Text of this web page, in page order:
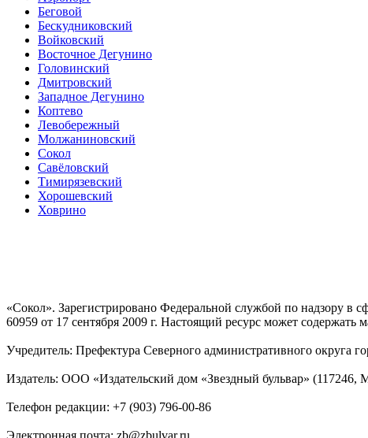
Беговой
Бескудниковский
Войковский
Восточное Дегунино
Головинский
Дмитровский
Западное Дегунино
Коптево
Левобережный
Молжаниновский
Сокол
Савёловский
Тимирязевский
Хорошевский
Ховрино
«Сокол». Зарегистрировано Федеральной службой по надзору
60959 от 17 сентября 2009 г. Настоящий ресурс может содержать
Учредитель: Префектура Северного административного округа
Издатель: ООО «Издательский дом «Звездный бульвар»
Телефон редакции: +7 (903) 796-00-86
Электронная почта: zb@zbulvar.ru